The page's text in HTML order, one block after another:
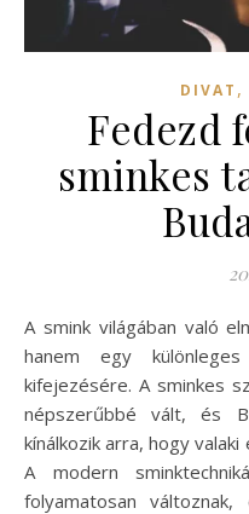
DIVAT ,
Fedezd
sminkes
A smink világában való elmerülés nem csupán művészet,
hanem egy
kifejezésére. A sminkes
népszerűbbé vált, és
kínálkozik arra, hogy
A modern
folyamatosan